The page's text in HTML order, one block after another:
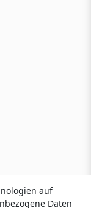
auf
Daten
auf
Daten